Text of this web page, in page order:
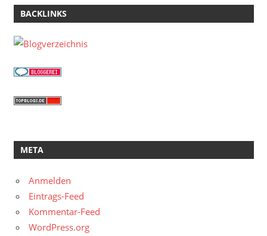
BACKLINKS
META
Anmelden
Eintrags-Feed
Kommentar-Feed
WordPress.org